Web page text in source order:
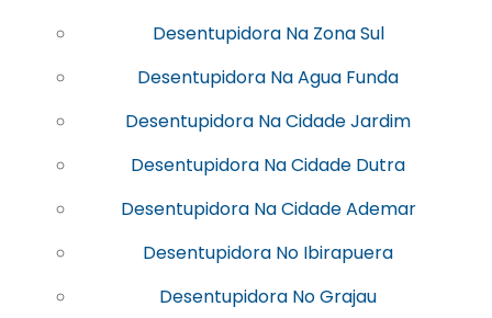
Desentupidora Na Zona Sul
Desentupidora Na Agua Funda
Desentupidora Na Cidade Jardim
Desentupidora Na Cidade Dutra
Desentupidora Na Cidade Ademar
Desentupidora No Ibirapuera
Desentupidora No Grajau